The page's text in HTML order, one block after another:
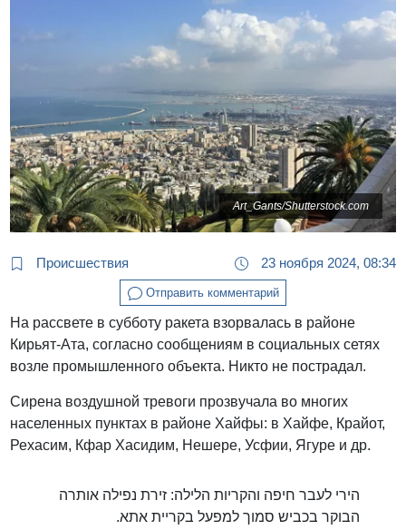
Art_Gants/Shutterstock.com
Происшествия 23 ноября 2024, 08:34
Отправить комментарий
На рассвете в субботу ракета взорвалась в районе
Кирьят-Ата, согласно сообщениям в социальных сетях
возле промышленного объекта. Никто не пострадал.
Сирена воздушной тревоги прозвучала во многих
населенных пунктах в районе Хайфы: в Хайфе, Крайот,
Рехасим, Кфар Хасидим, Нешере, Усфии, Ягуре и др.
הירי לעבר חיפה והקריות הלילה: זירת נפילה אותרה
הבוקר בכביש סמוך למפעל בקריית אתא.